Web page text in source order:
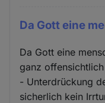
Da Gott eine
Da Gott eine
ganz
- Unterdrückung
sicherlich kein